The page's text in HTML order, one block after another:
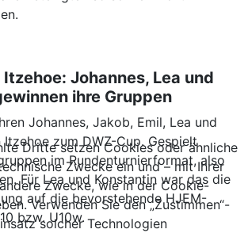
Johannes, Lea und
ihre Gruppen
Johannes, Jakob, Emil, Lea und
Itzehoe zum DWZ-Cup. Gespielt
im Rundenturnierformat, also
Für Lea und Konstantin war das die
auf die bevorstehende HJEM-
bzw. U10w.
Dritte setzen Cookies oder ähnliche
Zwecke ein und – mit Ihrer
Zwecke, wie in der Cookie-
Verwenden Sie den „Zustimmen“-
solcher Technologien